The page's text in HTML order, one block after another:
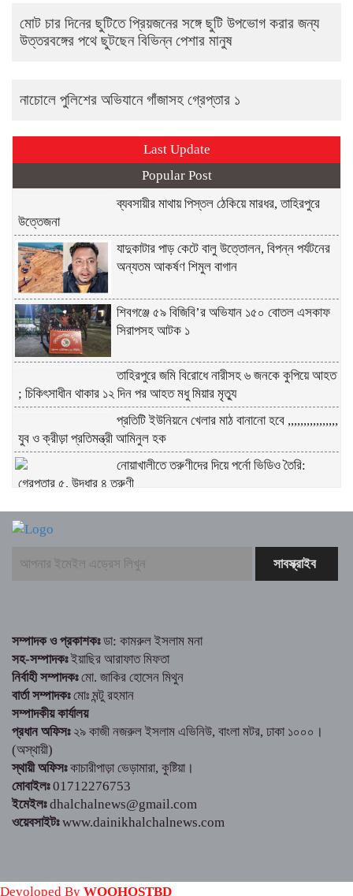
মোট চার দিনের ছুটিতে প্রিয়জনের সঙ্গে ছুটি উপভোগ করার জন্য
উত্তরবঙ্গের পথে ছুটছেন বিভিন্ন পেশার মানুষ
নাচোলে পুলিশের অভিযানে গাঁজাসহ গ্রেপ্তার ১
Last Update
Popular Post
ব্যবসায়ীর মাথায় পিস্তল ঠেকিয়ে মারধর, তাহিরপুরে
উত্তেজনা
যাদুকাটার পাড় কেটে বালু উত্তোলন, বিপন্ন পর্যটনের
অন্যতম আকর্ষণ শিমুল বাগান
শিবগঞ্জে ৫৯ বিজিবি’র অভিযান ১৫০ বোতল এসকাফ
সিরাপসহ আটক ১
তাহিরপুরে জমি বিরোধে নারীসহ ৬ জনকে কুপিয়ে আহত
; চিকিৎসাধীন থাকার ১২ দিন পর আহত মধু মিয়ার মৃত্যু
প্রতিটি ইউনিয়নে খেলার মাঠ বানানো হবে ,,,,,,,,,,,,,,,,
যুব ও ক্রীড়া প্রতিমন্ত্রী আমিনুল হক
নোয়াখালীতে তরুণীদের দিয়ে পর্নো ভিডিও তৈরি:
গ্রেপ্তার ৫, উদ্ধার ৪ তরুণী
গোমস্তাপুরে পুলিশের অভিযানে গাঁজাসহ দুই মাদক
কারবারি গ্রেপ্তার
চাঁপাইনবাবগঞ্জ পুরাতন বাজারে সিসি রাস্তা ঢালাই
শিবগঞ্জ সীমান্তে ৫৯ বিজিবি’র অভিযানে মাদকদ্রব্য
জব্দ
সম্পাদক ও প্রকাশকঃডা: কামরুল ইসলাম মনা
সহ-সম্পাদকঃইয়াছির আরাফাত মিফতা
নির্বাহী সম্পাদকঃমো. জাকির হোসেন মিথুন
বার্তা সম্পাদকঃমোঃ মন্টু রহমান
সম্পাদকীয় কার্যালয়
প্রধান অফিসঃ২৯ কাজী নজরুল ইসলাম এভিনিউ, বাংলা মটর, ঢাকা ১০০০।
(অস্থায়ী)
স্থায়ী অফিসঃকাচারীপাড়া ভেড়ামারা, কুষ্টিয়া।
মোবাইলঃ01712276753
ইমেইলঃdhalchalnews@gmail.com
ওয়েবসাইটঃwww.dainikhalchalnews.com
Devoloped By WOOHOSTBD